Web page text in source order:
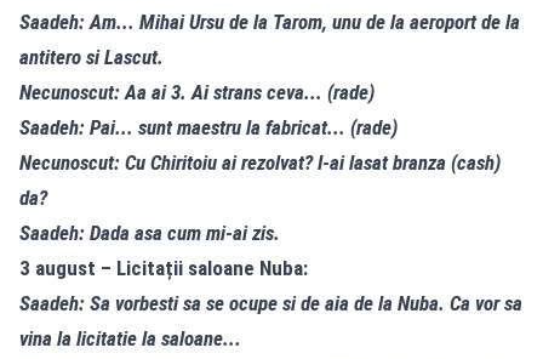
Saadeh: Am... Mihai Ursu de la Tarom, unu de la aeroport de la
antitero si Lascut.
Necunoscut: Aa ai 3. Ai strans ceva... (rade)
Saadeh: Pai... sunt maestru la fabricat... (rade)
Necunoscut: Cu Chiritoiu ai rezolvat? I-ai lasat branza (cash)
da?
Saadeh: Dada asa cum mi-ai zis.
3 august – Licitații saloane Nuba:
Saadeh: Sa vorbesti sa se ocupe si de aia de la Nuba. Ca vor sa
vina la licitatie la saloane...